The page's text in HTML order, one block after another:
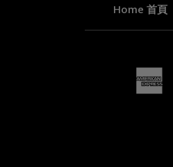
Home 首頁